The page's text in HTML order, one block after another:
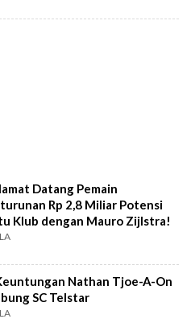
Datang Pemain
Rp 2,8 Miliar Potensi
Klub dengan Mauro Zijlstra!
Nathan Tjoe-A-On
SC Telstar